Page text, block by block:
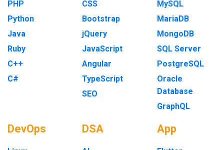
PHP
Python
Java
Ruby
C++
C#
CSS
Bootstrap
jQuery
JavaScript
Angular
TypeScript
SEO
MySQL
MariaDB
MongoDB
SQL Server
PostgreSQL
Oracle
Database
GraphQL
DevOps DSA App